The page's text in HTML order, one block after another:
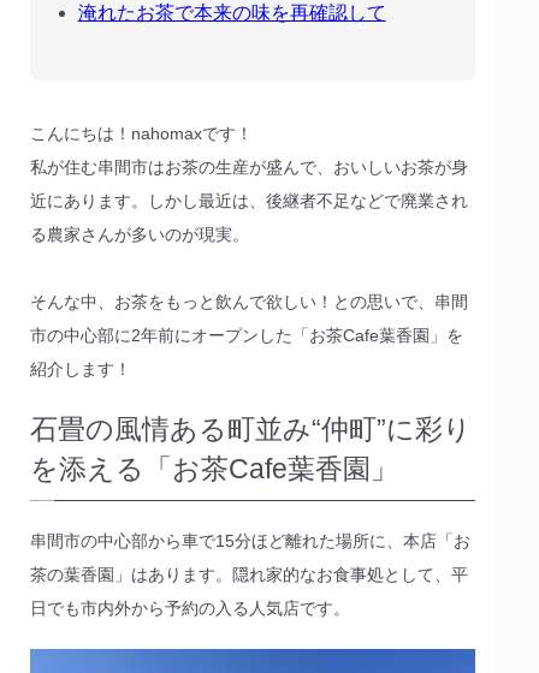
淹れたお茶で本来の味を再確認して
こんにちは！nahomaxです！
私が住む串間市はお茶の生産が盛んで、おいしいお茶が身
近にあります。しかし最近は、後継者不足などで廃業され
る農家さんが多いのが現実。
そんな中、お茶をもっと飲んで欲しい！との思いで、串間
市の中心部に2年前にオープンした「お茶Cafe葉香園」を
紹介します！
石畳の風情ある町並み“仲町”に彩り
を添える「お茶Cafe葉香園」
串間市の中心部から車で15分ほど離れた場所に、本店「お
茶の葉香園」はあります。隠れ家的なお食事処として、平
日でも市内外から予約の入る人気店です。